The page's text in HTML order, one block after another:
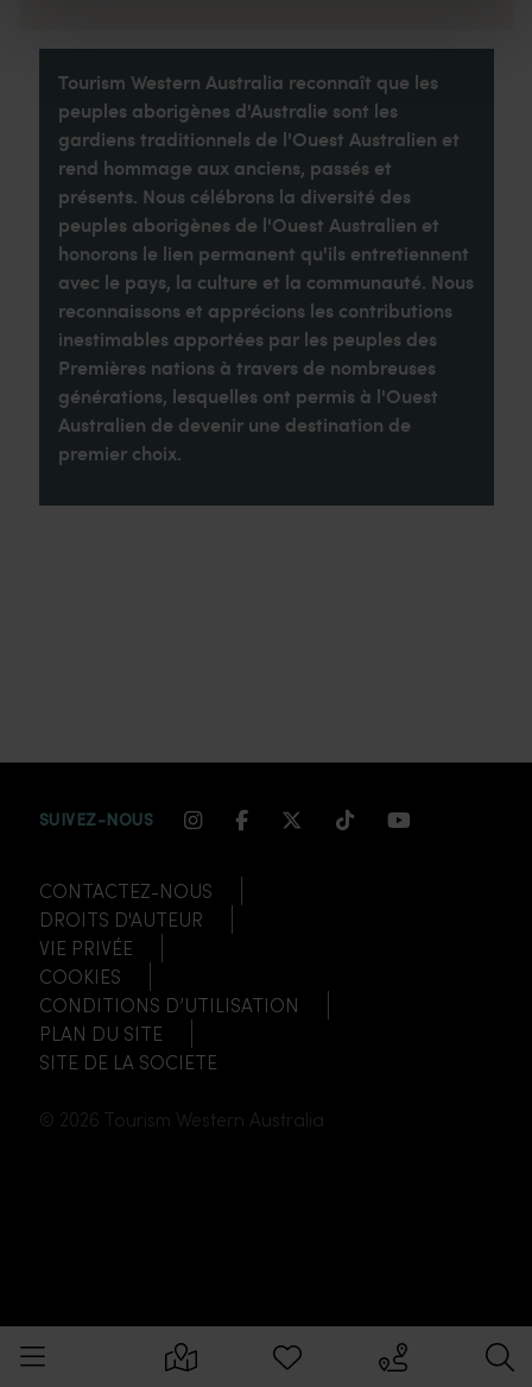
Tourism Western Australia reconnaît que les
peuples aborigènes d'Australie sont les
gardiens traditionnels de l'Ouest Australien et
rend hommage aux anciens, passés et
présents. Nous célébrons la diversité des
peuples aborigènes de l'Ouest Australien et
honorons le lien permanent qu'ils entretiennent
avec le pays, la culture et la communauté. Nous
reconnaissons et apprécions les contributions
inestimables apportées par les peuples des
Premières nations à travers de nombreuses
générations, lesquelles ont permis à l'Ouest
Australien de devenir une destination de
premier choix.
SUIVEZ-NOUS INSTAGRAM CHANNEL LINK
FACEBOOK CHANNEL LINK
TWITTER CHANNEL
TIKTOKYOUTUBE
CONTACTEZ-NOUS
DROITS D'AUTEUR
VIE PRIVÉE
COOKIES
CONDITIONS D’UTILISATION
PLAN DU SITE
SITE DE LA SOCIETE
© 2026 Tourism Western Australia